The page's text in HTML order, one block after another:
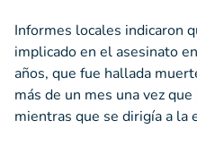
Informes locales indicaron
implicado en el asesinato
años, que fue hallada
más de un mes una vez
mientras que se dirigía a la